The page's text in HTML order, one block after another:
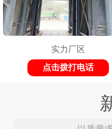
实力厂区
点击拨打电话